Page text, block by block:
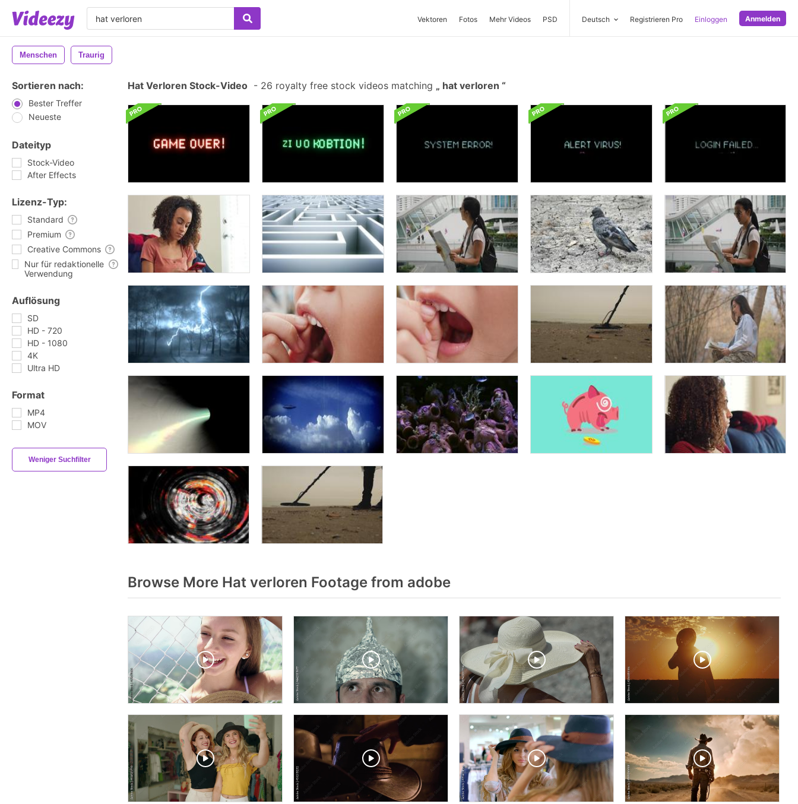
Vektoren Fotos Mehr Videos PSD Deutsch Registrieren Pro Einloggen Anmelden
Menschen Traurig
Sortieren nach:
Bester Treffer
Neueste
Dateityp
Stock-Video
After Effects
Lizenz-Typ:
Standard
Premium
Creative Commons
Nur für redaktionelle
Verwendung
Auflösung
SD
HD - 720
HD - 1080
4K
Ultra HD
Format
MP4
MOV
Weniger Suchfilter
Hat Verloren Stock-Video - 26 royalty free stock videos matching hat verloren
Browse More Hat verloren Footage from adobe